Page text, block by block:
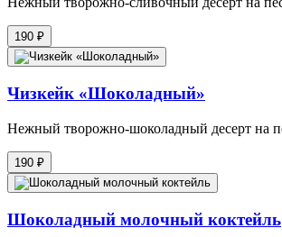
190 ₽
Чизкейк «Шоколадный»
Нежный творожно-шоколадный десерт на
190 ₽
Шоколадный молочный коктейль